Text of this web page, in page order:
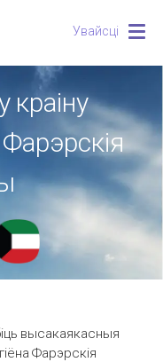
Увайсці
краіну
высакаякасныя
Фарэрскія